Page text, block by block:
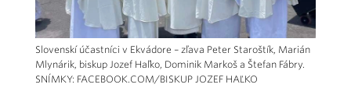
Slovenskí účastníci v Ekvádore – zľava Peter Staroštík, Marián
Mlynárik, biskup Jozef Haľko, Dominik Markoš a Štefan Fábry.
SNÍMKY: FACEBOOK.COM/BISKUP JOZEF HAĽKO